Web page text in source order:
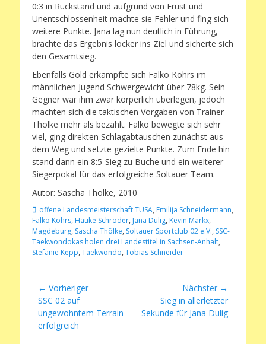
0:3 in Rückstand und aufgrund von Frust und
Unentschlossenheit machte sie Fehler und fing sich
weitere Punkte. Jana lag nun deutlich in Führung,
brachte das Ergebnis locker ins Ziel und sicherte sich
den Gesamtsieg.
Ebenfalls Gold erkämpfte sich Falko Kohrs im
männlichen Jugend Schwergewicht über 78kg. Sein
Gegner war ihm zwar körperlich überlegen, jedoch
machten sich die taktischen Vorgaben von Trainer
Thölke mehr als bezahlt. Falko bewegte sich sehr
viel, ging direkten Schlagabtauschen zunächst aus
dem Weg und setzte gezielte Punkte. Zum Ende hin
stand dann ein 8:5-Sieg zu Buche und ein weiterer
Siegerpokal für das erfolgreiche Soltauer Team.
Autor: Sascha Thölke, 2010
Schlagworte
offene Landesmeisterschaft TUSA, Emilija Schneidermann,
Falko Kohrs, Hauke Schröder, Jana Dulig, Kevin Markx,
Magdeburg, Sascha Thölke, Soltauer Sportclub 02 e.V., SSC-
Taekwondokas holen drei Landestitel in Sachsen-Anhalt,
Stefanie Kepp, Taekwondo, Tobias Schneider
Beitragsnavigation
← Vorheriger
Vorheriger
Beitrag:
SSC 02 auf
ungewohntem Terrain
erfolgreich
Nächster →
Nächster
Beitrag:
Sieg in allerletzter
Sekunde für Jana Dulig